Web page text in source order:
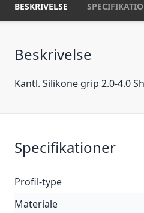
BESKRIVELSE
Beskrivelse
Kantl. Silikone grip 2.0-4.0
Specifikationer
Profil-type
Materiale